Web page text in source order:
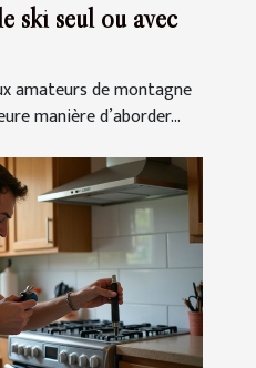
ski seul ou avec
amateurs de montagne
manière d’aborder...